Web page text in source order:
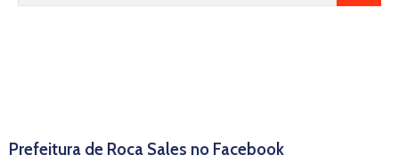
Prefeitura de Roca Sales no Facebook